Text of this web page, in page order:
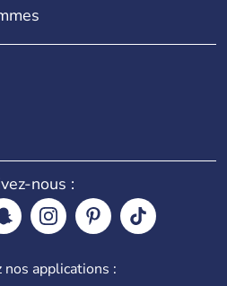
nous :
nos applications :